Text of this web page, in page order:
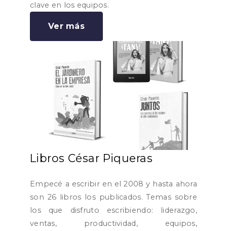
clave en los equipos.
Ver más
Libros César Piqueras
Empecé a escribir en el 2008 y hasta ahora
son 26 libros los publicados. Temas sobre
los que disfruto escribiendo: liderazgo,
ventas, productividad, equipos,